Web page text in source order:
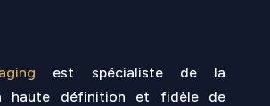
est spécialiste de la
haute définition et fidèle de